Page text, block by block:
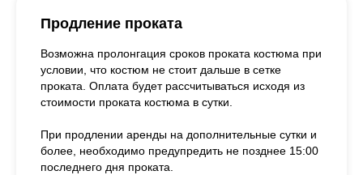
Продление проката
Возможна пролонгация сроков проката костюма при
условии, что костюм не стоит дальше в сетке
проката. Оплата будет рассчитываться исходя из
стоимости проката костюма в сутки.
При продлении аренды на дополнительные сутки и
более, необходимо предупредить не позднее 15:00
последнего дня проката.